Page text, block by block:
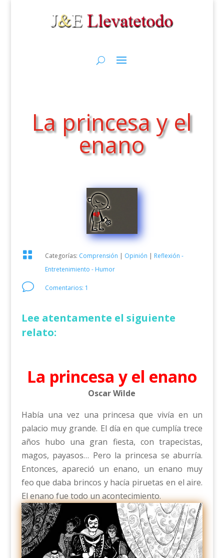
La princesa y el
enano
 Categorías: Comprensión | Opinión | Reflexión -
Entretenimiento - Humor
v Comentarios: 1
Lee atentamente el siguiente
relato:
La princesa y el enano
Oscar Wilde
Había una vez una princesa que vivía en un
palacio muy grande. El día en que cumplía trece
años hubo una gran fiesta, con trapecistas,
magos, payasos… Pero la princesa se aburría.
Entonces, apareció un enano, un enano muy
feo que daba brincos y hacía piruetas en el aire.
El enano fue todo un acontecimiento.